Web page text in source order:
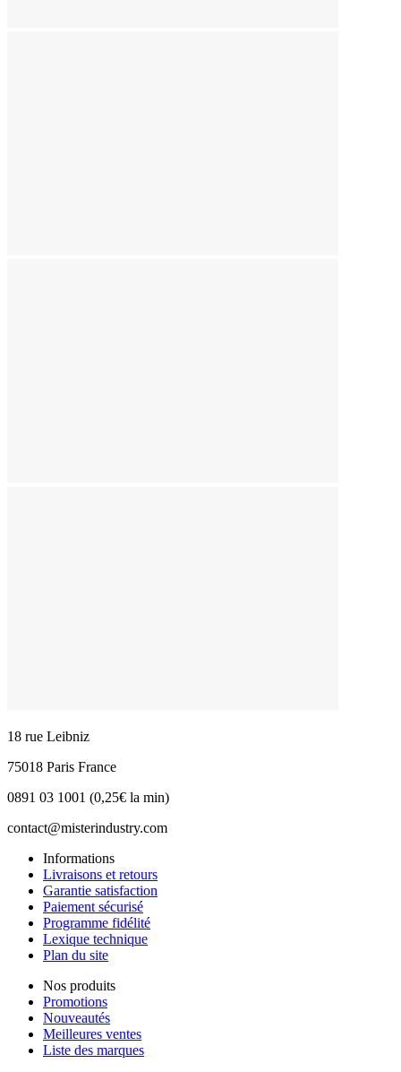
18 rue Leibniz
75018 Paris France
0891 03 1001 (0,25€ la min)
contact@misterindustry.com
Informations
Livraisons et retours
Garantie satisfaction
Paiement sécurisé
Programme fidélité
Lexique technique
Plan du site
Nos produits
Promotions
Nouveautés
Meilleures ventes
Liste des marques